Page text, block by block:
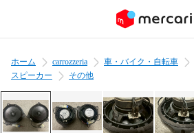
ホーム carrozzeria 車・バイク・自転車
スピーカー
その他